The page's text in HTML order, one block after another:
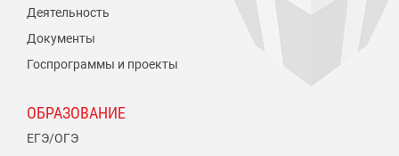
Деятельность
Документы
Госпрограммы и проекты
ОБРАЗОВАНИЕ
ЕГЭ/ОГЭ